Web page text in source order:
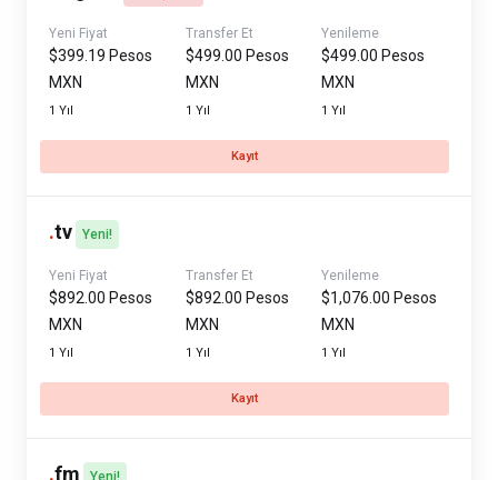
Yeni Fiyat
$399.19 Pesos
MXN
1 Yıl
Transfer Et
$499.00 Pesos
MXN
1 Yıl
Yenileme
$499.00 Pesos
MXN
1 Yıl
Kayıt
.tv Yeni!
Yeni Fiyat
$892.00 Pesos
MXN
1 Yıl
Transfer Et
$892.00 Pesos
MXN
1 Yıl
Yenileme
$1,076.00 Pesos
MXN
1 Yıl
Kayıt
.fm Yeni!